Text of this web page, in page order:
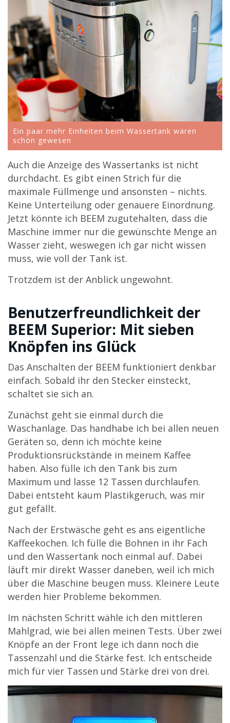
Ein paar mehr Einheiten beim Wassertank wären
schön gewesen
Auch die Anzeige des Wassertanks ist nicht
durchdacht. Es gibt einen Strich für die
maximale Füllmenge und ansonsten – nichts.
Keine Unterteilung oder genauere Einordnung.
Jetzt könnte ich BEEM zugutehalten, dass die
Maschine immer nur die gewünschte Menge an
Wasser zieht, weswegen ich gar nicht wissen
muss, wie voll der Tank ist.
Trotzdem ist der Anblick ungewohnt.
Benutzerfreundlichkeit der
BEEM Superior: Mit sieben
Knöpfen ins Glück
Das Anschalten der BEEM funktioniert denkbar
einfach. Sobald ihr den Stecker einsteckt,
schaltet sie sich an.
Zunächst geht sie einmal durch die
Waschanlage. Das handhabe ich bei allen neuen
Geräten so, denn ich möchte keine
Produktionsrückstände in meinem Kaffee
haben. Also fülle ich den Tank bis zum
Maximum und lasse 12 Tassen durchlaufen.
Dabei entsteht kaum Plastikgeruch, was mir
gut gefällt.
Nach der Erstwäsche geht es ans eigentliche
Kaffeekochen. Ich fülle die Bohnen in ihr Fach
und den Wassertank noch einmal auf. Dabei
läuft mir direkt Wasser daneben, weil ich mich
über die Maschine beugen muss. Kleinere Leute
werden hier Probleme bekommen.
Im nächsten Schritt wähle ich den mittleren
Mahlgrad, wie bei allen meinen Tests. Über zwei
Knöpfe an der Front lege ich dann noch die
Tassenzahl und die Stärke fest. Ich entscheide
mich für vier Tassen und Stärke drei von drei.